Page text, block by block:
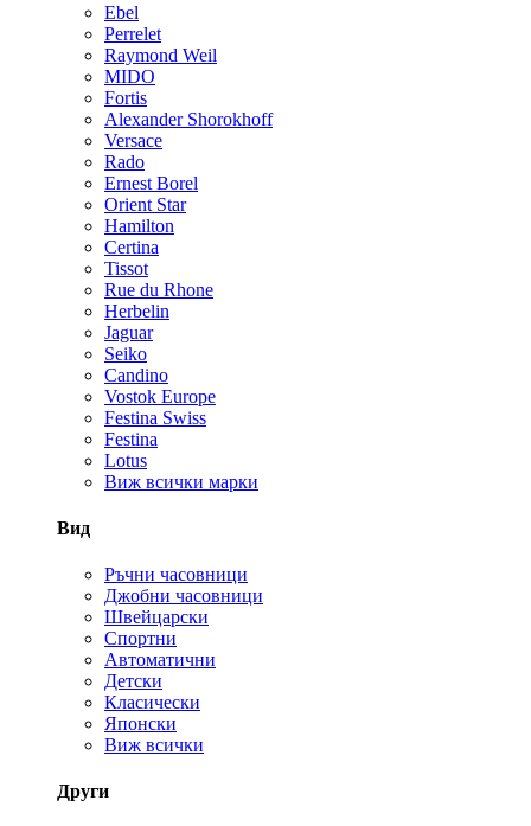
Ebel
Perrelet
Raymond Weil
MIDO
Fortis
Alexander Shorokhoff
Versace
Rado
Ernest Borel
Orient Star
Hamilton
Certina
Tissot
Rue du Rhone
Herbelin
Jaguar
Seiko
Candino
Vostok Europe
Festina Swiss
Festina
Lotus
Виж всички марки
Вид
Ръчни часовници
Джобни часовници
Швейцарски
Спортни
Автоматични
Детски
Класически
Японски
Виж всички
Други